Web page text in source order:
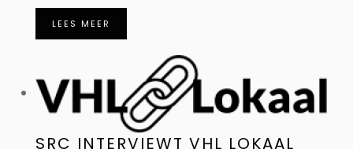
LEES MEER
SRC INTERVIEWT VHL LOKAAL